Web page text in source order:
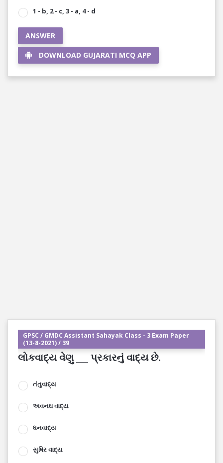
1 - b, 2 - c, 3 - a, 4 - d
ANSWER
DOWNLOAD GUJARATI MCQ APP
GPSC / GMDC Assistant Sahayak Class - 3 Exam Paper
(13-8-2021) / 39
લોકવાદ્ય વેણુ ___ પ્રકારનું વાદ્ય છે.
તંતુવાદ્ય
અવનઘ વાદ્ય
ધનવાદ્ય
સુષિર વાદ્ય